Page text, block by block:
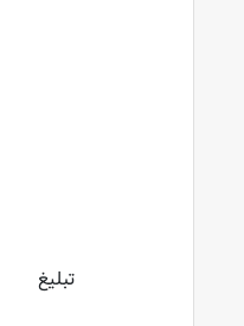
تبلیغ